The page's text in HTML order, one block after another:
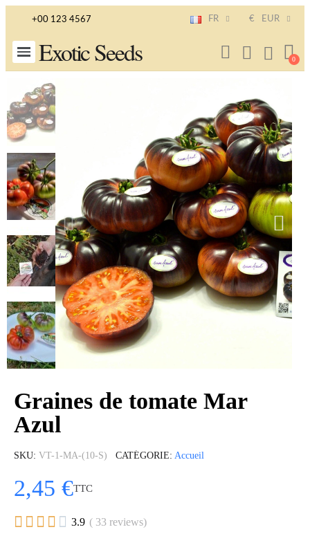
+00 123 4567 FR € EUR
Exotic Seeds
Graines de tomate Mar
Azul
SKU VT-1-MA-(10-S) CATÉGORIE Accueil
2,45 €TTC
     3.9 ( 33 reviews)